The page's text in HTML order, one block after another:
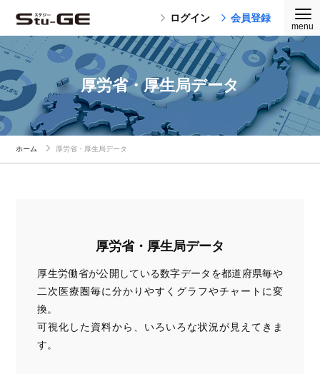
ログイン 会員登録
厚労省・厚生局データ
ホーム 厚労省・厚生局データ
厚労省・厚生局データ
厚生労働省が公開している数字データを都道府県毎や
二次医療圏毎に分かりやすくグラフやチャートに変
換。
可視化した資料から、いろいろな状況が見えてきま
す。